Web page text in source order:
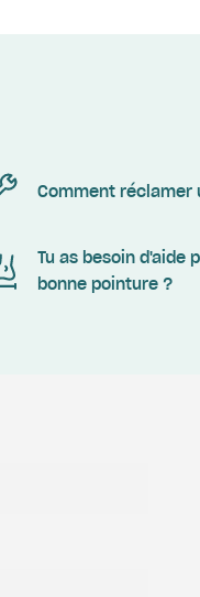
Comment réclamer
Tu as besoin d'aide
bonne pointure ?